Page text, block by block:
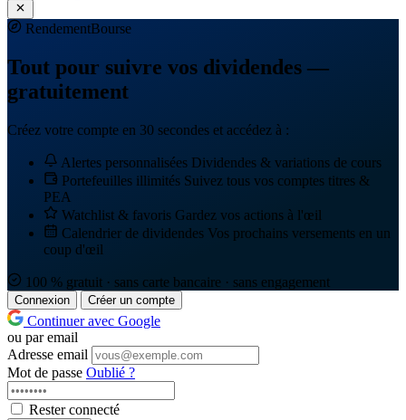
RendementBourse
Tout pour suivre vos dividendes —
gratuitement
Créez votre compte en 30 secondes et accédez à :
Alertes personnalisées Dividendes & variations de cours
Portefeuilles illimités Suivez tous vos comptes titres &
PEA
Watchlist & favoris Gardez vos actions à l'œil
Calendrier de dividendes Vos prochains versements en un
coup d'œil
100 % gratuit · sans carte bancaire · sans engagement
Connexion Créer un compte
Continuer avec Google
ou par email
Adresse email
Mot de passe Oublié ?
Rester connecté